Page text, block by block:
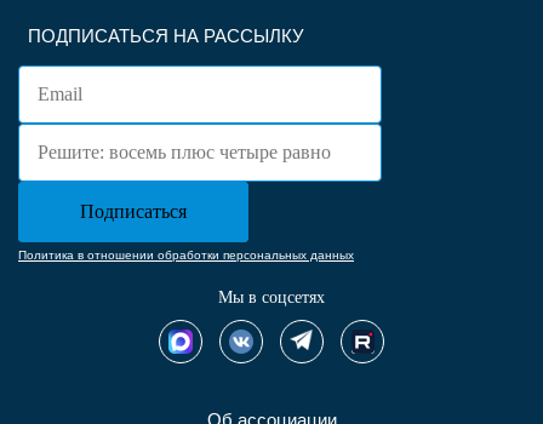
Об ассоциации
ПОДПИСАТЬСЯ НА РАССЫЛКУ
Политика в отношении обработки персональных данных
Мы в соцсетях